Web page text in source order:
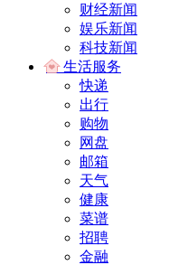
财经新闻
娱乐新闻
科技新闻
生活服务
快递
出行
购物
网盘
邮箱
天气
健康
菜谱
招聘
金融